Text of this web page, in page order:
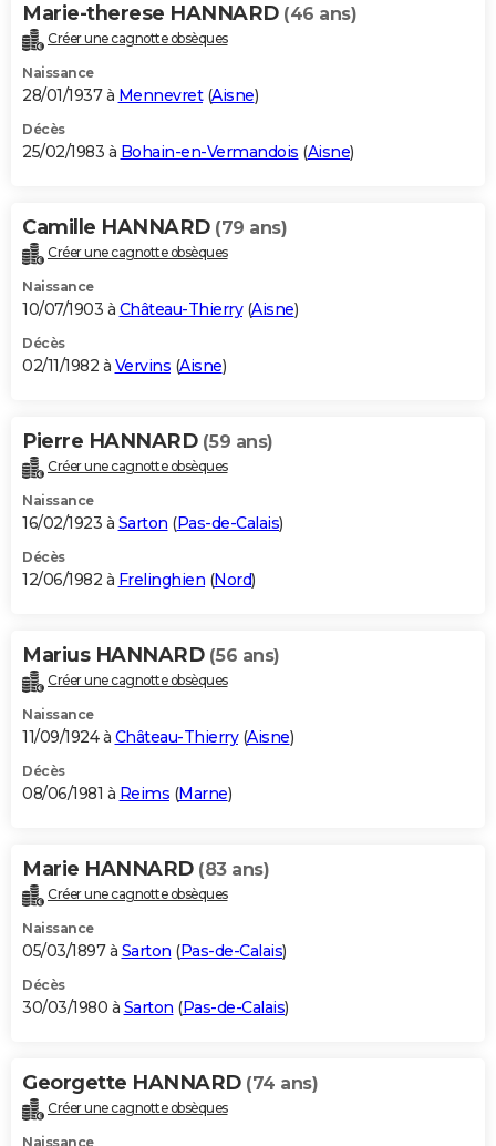
Marie-therese HANNARD (46 ans)
Créer une cagnotte obsèques
Naissance
28/01/1937 à Mennevret(Aisne)
Décès
25/02/1983 à Bohain-en-Vermandois (Aisne)
Camille HANNARD (79 ans)
Créer une cagnotte obsèques
Naissance
10/07/1903 à Château-Thierry(Aisne)
Décès
02/11/1982 à Vervins (Aisne)
Pierre HANNARD (59 ans)
Créer une cagnotte obsèques
Naissance
16/02/1923 à Sarton (Pas-de-Calais)
Décès
12/06/1982 à Frelinghien (Nord)
Marius HANNARD (56 ans)
Créer une cagnotte obsèques
Naissance
11/09/1924 à Château-Thierry(Aisne)
Décès
08/06/1981 à Reims (Marne)
Marie HANNARD (83 ans)
Créer une cagnotte obsèques
Naissance
05/03/1897 à Sarton (Pas-de-Calais)
Décès
30/03/1980 à Sarton (Pas-de-Calais)
Georgette HANNARD (74 ans)
Créer une cagnotte obsèques
Naissance